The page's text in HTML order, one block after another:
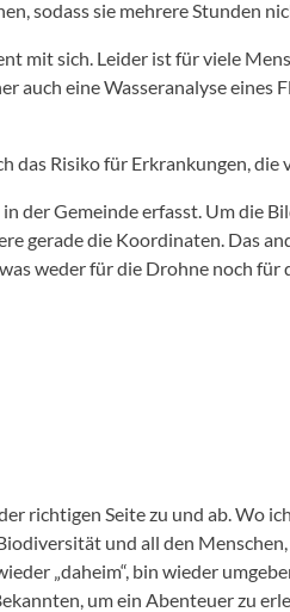
sodass sie mehrere Stunden
mit sich. Leider ist für viele
auch eine Wasseranalyse
Risiko für Erkrankungen,
Gemeinde erfasst. Um die
gerade die Koordinaten. Das
weder für die Drohne noch
Seite zu und ab. Wo
und all den
„daheim“, bin wieder
um ein Abenteuer zu